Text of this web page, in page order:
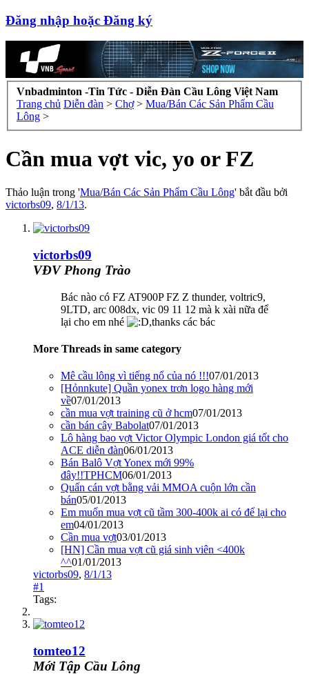
Đăng nhập hoặc Đăng ký
Vnbadminton -Tin Tức - Diễn Đàn Cầu Lông Việt Nam
Trang chủ Diễn đàn > Chợ > Mua/Bán Các Sản Phẩm Cầu
Lông >
Cần mua vợt vic, yo or FZ
Thảo luận trong 'Mua/Bán Các Sản Phẩm Cầu Lông' bắt đầu bởi
victorbs09, 8/1/13.
victorbs09
VĐV Phong Trào
Bác nào có FZ AT900P FZ Z thunder, voltric9,
9LTD, arc 008dx, vic 09 11 12 mà k xài nữa để
lại cho em nhé
,thanks các bác
More Threads in same category
Mê cầu lông vì tiếng nổ của nó !!!07/01/2013
[Hỏnnkute] Quần yonex trơn logo hàng mới
về07/01/2013
cần mua vợt training cũ ở hcm07/01/2013
cần bán cây Babolat07/01/2013
Lô hàng bao vợt Victor Olympic London giá tốt cho
ACE diễn đàn06/01/2013
Bán Balô Vợt Yonex mới 99%
đây!!TPHCM06/01/2013
Quấn cán vợt bằng vải MMOA cuộn lớn cần
bán05/01/2013
Em muốn mua vợt cũ tầm 300-400k ai có để lại cho
em04/01/2013
Cần mua vợt03/01/2013
[HN] Cần mua vợt cũ giá sinh viên <400k
^^01/01/2013
victorbs09, 8/1/13
#1
Tags:
tomteo12
Mới Tập Cầu Lông